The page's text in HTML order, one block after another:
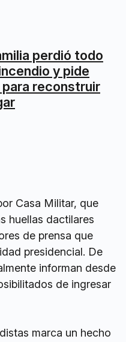
perdió todo
y pide
para reconstruir
Casa Militar, que
huellas dactilares
de prensa que
presidencial. De
informan desde
de ingresar
marca un hecho